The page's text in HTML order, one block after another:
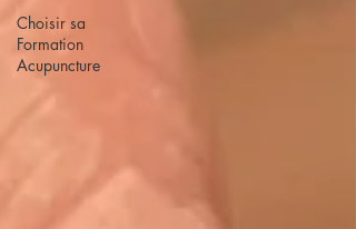
Choisir sa
Formation
Acupuncture